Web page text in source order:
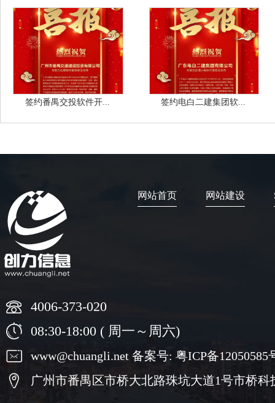
签约番禺交投软件开... 签约电白二建集团软...
网站首页 网站建设
4006-373-020
08:30-18:00 ( 周一～周六)
www@chuangli.net 备案号: 粤ICP备12050585
广州市番禺区市桥大北路珠坑大道1号市桥科